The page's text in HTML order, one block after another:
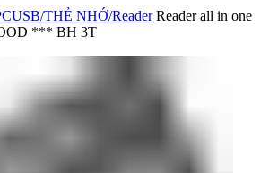
USB/THẺ NHỚ/ReaderReader all in one
*** BH 3T